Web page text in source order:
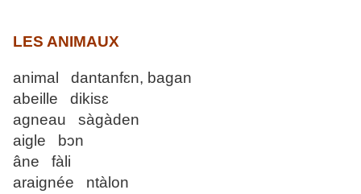
LES ANIMAUX
animal dantanfɛn, bagan
abeille dikisɛ
agneau sàgàden
aigle bɔn
âne fàli
araignée ntàlon